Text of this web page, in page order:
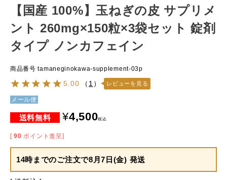
【国産 100%】玉ねぎの皮 サプリメ
ント 260mg×150粒×3袋セット 錠剤
タイプ ノンカフェイン
商品番号 tamaneginokawa-supplement-03p
5.00 （ 1 ） レビューを見る
メール便
¥4,500税込
[ 90 ポイント進呈]
14時までのご注文で8月7日(金) 発送